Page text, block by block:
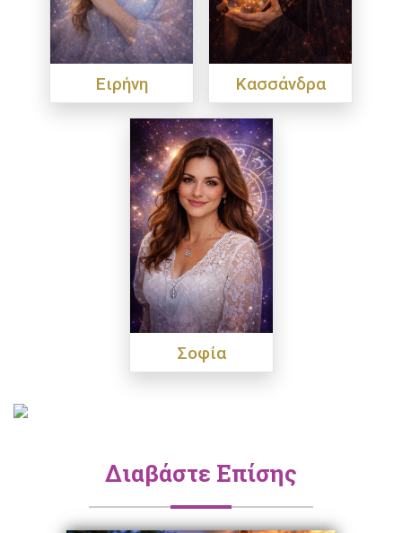
Ειρήνη Κασσάνδρα
Σοφία
Διαβάστε Επίσης